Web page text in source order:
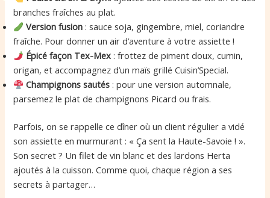
branches fraîches au plat.
Version fusion : sauce soja, gingembre, miel, coriandre
fraîche. Pour donner un air d’aventure à votre assiette !
Épicé façon Tex-Mex : frottez de piment doux, cumin,
origan, et accompagnez d’un maïs grillé Cuisin’Special.
Champignons sautés : pour une version automnale,
parsemez le plat de champignons Picard ou frais.
Parfois, on se rappelle ce dîner où un client régulier a vidé
son assiette en murmurant : « Ça sent la Haute-Savoie ! ».
Son secret ? Un filet de vin blanc et des lardons Herta
ajoutés à la cuisson. Comme quoi, chaque région a ses
secrets à partager…